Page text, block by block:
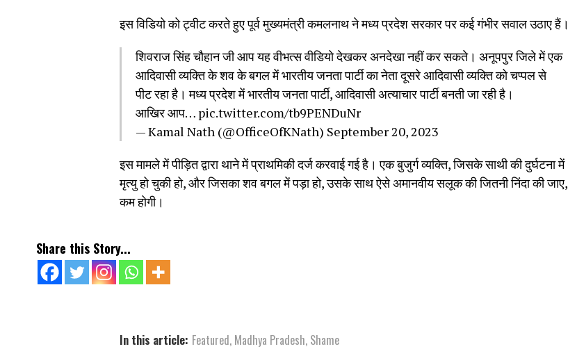
इस विडियो को ट्वीट करते हुए पूर्व मुख्यमंत्री कमलनाथ ने मध्य प्रदेश सरकार पर कई गंभीर सवाल उठाए हैं।
शिवराज सिंह चौहान जी आप यह वीभत्स वीडियो देखकर अनदेखा नहीं कर सकते। अनूपपुर जिले में एक
आदिवासी व्यक्ति के शव के बगल में भारतीय जनता पार्टी का नेता दूसरे आदिवासी व्यक्ति को चप्पल से
पीट रहा है। मध्य प्रदेश में भारतीय जनता पार्टी, आदिवासी अत्याचार पार्टी बनती जा रही है।
आखिर आप… pic.twitter.com/tb9PENDuNr
— Kamal Nath (@OfficeOfKNath) September 20, 2023
इस मामले में पीड़ित द्वारा थाने में प्राथमिकी दर्ज करवाई गई है। एक बुजुर्ग व्यक्ति, जिसके साथी की दुर्घटना में
मृत्यु हो चुकी हो, और जिसका शव बगल में पड़ा हो, उसके साथ ऐसे अमानवीय सलूक की जितनी निंदा की जाए,
कम होगी।
Share this Story...
In this article: Featured, Madhya Pradesh, Shame